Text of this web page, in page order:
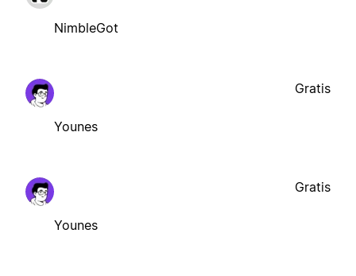
NimbleGot
Younes
Gratis
Younes
Gratis